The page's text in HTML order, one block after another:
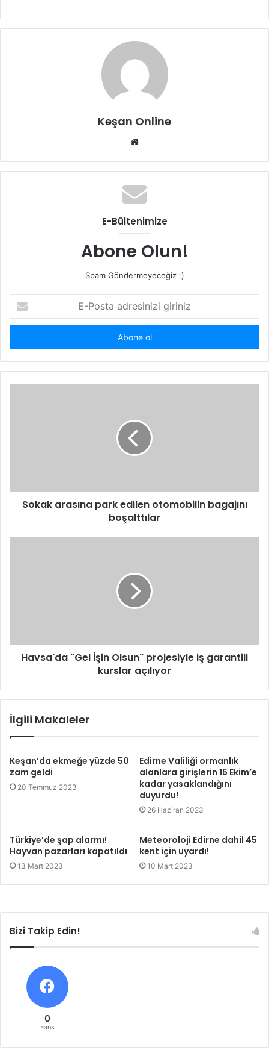
Keşan Online
Web
E-Bültenimize
Abone Olun!
Spam Göndermeyeceğiz :)
Posta
adresinizi
Sokak arasına park edilen otomobilin bagajını
boşalttılar
Havsa'da "Gel İşin Olsun" projesiyle iş garantili
kurslar açılıyor
İlgili Makaleler
Keşan’da ekmeğe yüzde 50
zam geldi
20 Temmuz 2023
Edirne Valiliği ormanlık
alanlara girişlerin 15 Ekim’e
kadar yasaklandığını
duyurdu!
26 Haziran 2023
Türkiye’de şap alarmı!
Hayvan pazarları kapatıldı
13 Mart 2023
Meteoroloji Edirne dahil 45
kent için uyardı!
10 Mart 2023
Bizi Takip Edin!
0
Fans